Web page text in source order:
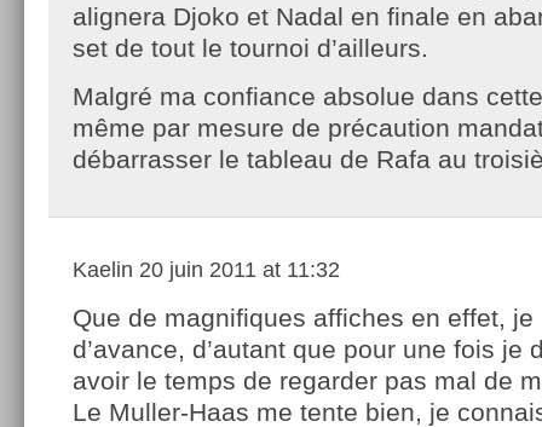
alignera Djoko et Nadal en finale en
set de tout le tournoi d’ailleurs.
Malgré ma confiance absolue dans
même par mesure de précaution
débarrasser le tableau de Rafa au
Kaelin 20 juin 2011 at 11:32
Que de magnifiques affiches en effet, je
d’avance, d’autant que pour une fois je
avoir le temps de regarder pas mal de
Le Muller-Haas me tente bien, je